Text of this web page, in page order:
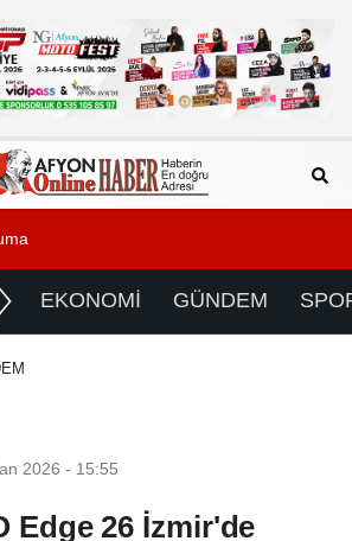
EKONOMİ GÜNDEM
2026 - 15:55
Edge 26 İzmir'de